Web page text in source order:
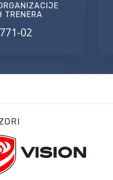
TRENERA
02